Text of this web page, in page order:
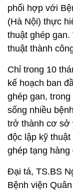
phối hợp với
(Hà Nội) thực
thuật ghép
thuật thành
Chỉ trong 10
kế hoạch ban
ghép gan,
sống nhiều
trở thành cơ sở
độc lập kỹ
ghép tạng
Đại tá, TS.BS
Bệnh viện